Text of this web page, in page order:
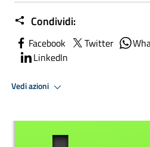
Condividi:
Facebook Twitter
LinkedIn
Vedi azioni